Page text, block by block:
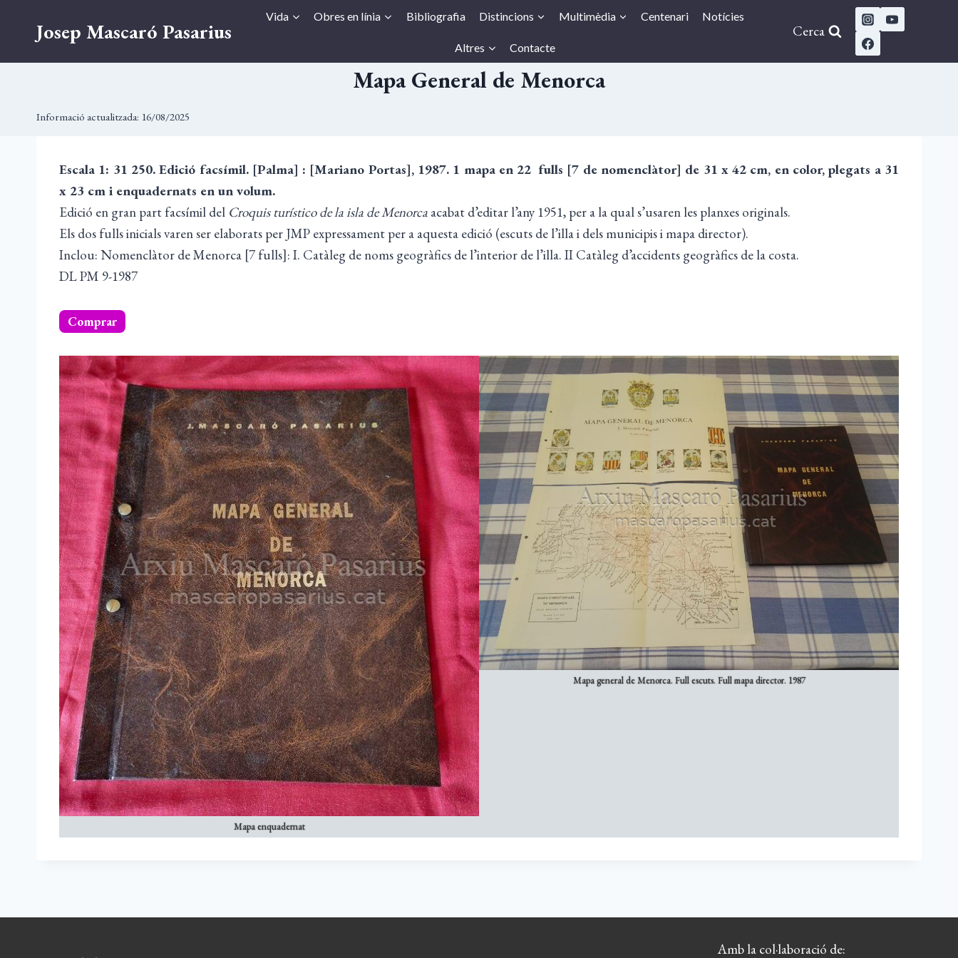
Josep Mascaró Pasarius
Vida Obres en línia Bibliografia Distincions Multimèdia Centenari Notícies
Altres Contacte
Cerca
Mapa General de Menorca
Informació actualitzada: 16/08/2025
Escala 1: 31 250. Edició facsímil. [Palma] : [Mariano Portas], 1987. 1 mapa en 22 fulls [7 de nomenclàtor] de 31 x 42 cm, en color, plegats a 31
x 23 cm i enquadernats en un volum.
Edició en gran part facsímil del Croquis turístico de la isla de Menorca acabat d’editar l’any 1951, per a la qual s’usaren les planxes originals.
Els dos fulls inicials varen ser elaborats per JMP expressament per a aquesta edició (escuts de l’illa i dels municipis i mapa director).
Inclou: Nomenclàtor de Menorca [7 fulls]: I. Catàleg de noms geogràfics de l’interior de l’illa. II Catàleg d’accidents geogràfics de la costa.
DL PM 9-1987
Comprar
Mapa enquadernat
Mapa general de Menorca. Full escuts. Full mapa director. 1987
Amb la col·laboració de: